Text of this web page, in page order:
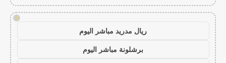
!
ريال مدريد مباشر اليوم
برشلونة مباشر اليوم